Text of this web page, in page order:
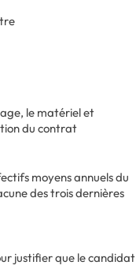
le matériel et
du contrat
moyens annuels du
des trois dernières
justifier que le candidat